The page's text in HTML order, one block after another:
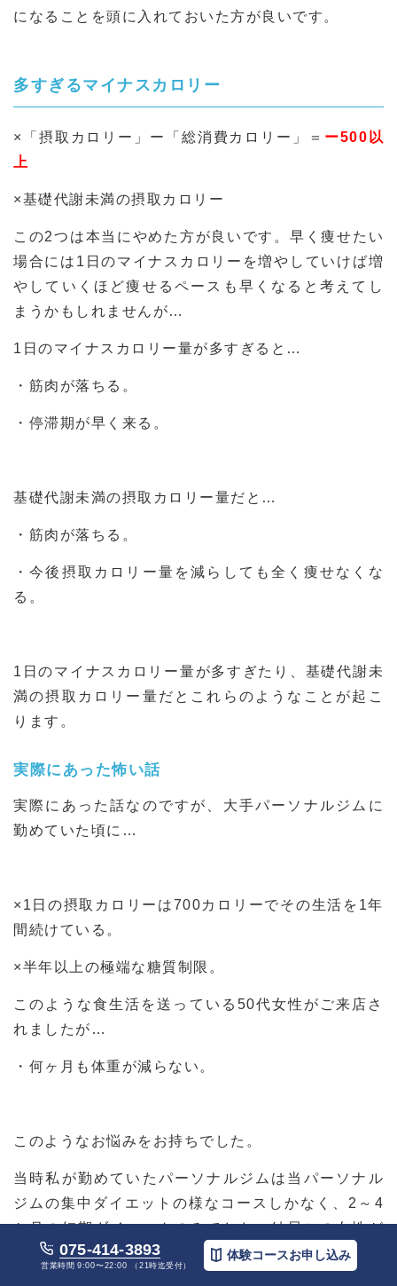
になることを頭に入れておいた方が良いです。
多すぎるマイナスカロリー
×「摂取カロリー」ー「総消費カロリー」＝ ー500以
上
×基礎代謝未満の摂取カロリー
この2つは本当にやめた方が良いです。早く痩せたい
場合には1日のマイナスカロリーを増やしていけば増
やしていくほど痩せるペースも早くなると考えてし
まうかもしれませんが…
1日のマイナスカロリー量が多すぎると…
・筋肉が落ちる。
・停滞期が早く来る。
基礎代謝未満の摂取カロリー量だと…
・筋肉が落ちる。
・今後摂取カロリー量を減らしても全く痩せなくな
る。
1日のマイナスカロリー量が多すぎたり、基礎代謝未
満の摂取カロリー量だとこれらのようなことが起こ
ります。
実際にあった怖い話
実際にあった話なのですが、大手パーソナルジムに
勤めていた頃に…
×1日の摂取カロリーは700カロリーでその生活を1年
間続けている。
×半年以上の極端な糖質制限。
このような食生活を送っている50代女性がご来店さ
れましたが…
・何ヶ月も体重が減らない。
このようなお悩みをお持ちでした。
当時私が勤めていたパーソナルジムは当パーソナル
ジムの集中ダイエットの様なコースしかなく、2～4
か月の短期ダイエットのみでした。結局この女性が
どうやって体重が落ちたかというと摂取カロリーを
075-414-3893
営業時間 9:00〜22:00 （21時迄受付）
体験コースお申し込み